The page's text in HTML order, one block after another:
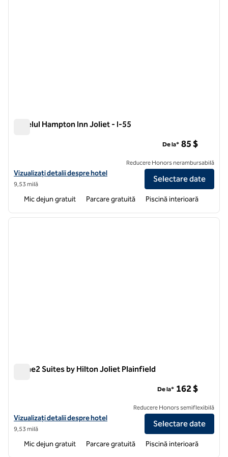
Hotelul Hampton Inn Joliet - I-55
Vizualizați detaliile hotelului Hampton Inn Joliet - I-55
Vizualizați detalii despre hotel
9,53 milă
De la* 85 $
Reducere Honors nerambursabilă
Selectare date
Mic dejun gratuit Parcare gratuită Piscină interioară
1 din 12
Home2 Suites by Hilton Joliet Plainfield
Vizualizați detaliile hotelului pentru Home2 Suites by Hilton Joliet
Vizualizați detalii despre hotel
9,53 milă
De la* 162 $
Reducere Honors semiflexibilă
Selectare date
Mic dejun gratuit Parcare gratuită Piscină interioară